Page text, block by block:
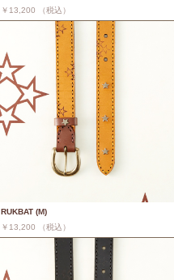
￥13,200 （税込）
RUKBAT (M)
￥13,200 （税込）